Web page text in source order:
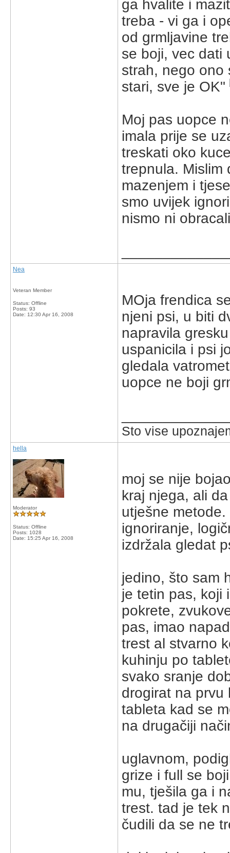
ga hvalite i
treba - vi ga i
od grmljavine
se boji, vec dati
strah, nego ono
stari, sve je OK"
Moj pas uopce
imala prije se
treskati oko
trepnula. Mislim
mazenjem i
smo uvijek
nismo ni
Nea
Veteran Member
Status: Offline
Posts: 93
Date: 12:30 Apr 16, 2008
MOja frendica
njeni psi, u biti
napravila
uspanicila i psi
gledala
uopce ne boji
Sto vise
hella
Moderator
Status: Offline
Posts: 1028
Date: 15:25 Apr 16, 2008
moj se nije
kraj njega, ali
utješne
ignoriranje,
izdržala gledat
jedino, što sam
je tetin pas, koji
pokrete,
pas, imao
trest al stvarno
kuhinju po
svako sranje
drogirat na prvu
tableta kad se
na drugačiji
uglavnom,
grize i full se
mu, tješila ga i
trest. tad je tek
čudili da se ne